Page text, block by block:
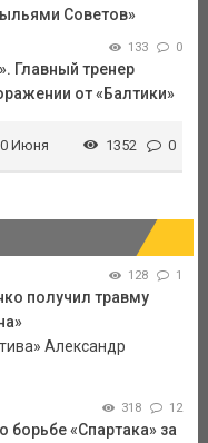
Советов»
133 0
Главный тренер
от «Балтики»
Июня 1352 0
128 1
получил травму
Александр
318 12
«Спартака» за